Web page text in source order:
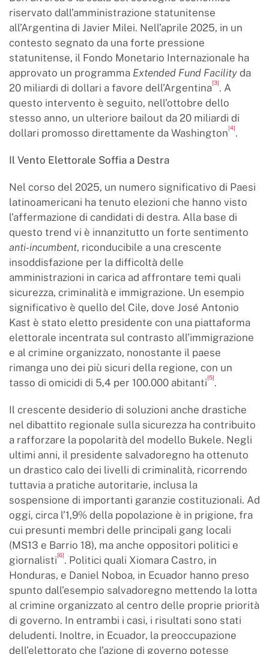
riservato dall’amministrazione statunitense
all’Argentina di Javier Milei. Nell’aprile 2025, in un
contesto segnato da una forte pressione
statunitense, il Fondo Monetario Internazionale ha
approvato un programma Extended Fund Facility da
20 miliardi di dollari a favore dell’Argentina[3]. A
questo intervento è seguito, nell’ottobre dello
stesso anno, un ulteriore bailout da 20 miliardi di
dollari promosso direttamente da Washington[4].
Il Vento Elettorale Soffia a Destra
Nel corso del 2025, un numero significativo di Paesi
latinoamericani ha tenuto elezioni che hanno visto
l’affermazione di candidati di destra. Alla base di
questo trend vi è innanzitutto un forte sentimento
anti-incumbent, riconducibile a una crescente
insoddisfazione per la difficoltà delle
amministrazioni in carica ad affrontare temi quali
sicurezza, criminalità e immigrazione. Un esempio
significativo è quello del Cile, dove José Antonio
Kast è stato eletto presidente con una piattaforma
elettorale incentrata sul contrasto all’immigrazione
e al crimine organizzato, nonostante il paese
rimanga uno dei più sicuri della regione, con un
tasso di omicidi di 5,4 per 100.000 abitanti[5].
Il crescente desiderio di soluzioni anche drastiche
nel dibattito regionale sulla sicurezza ha contribuito
a rafforzare la popolarità del modello Bukele. Negli
ultimi anni, il presidente salvadoregno ha ottenuto
un drastico calo dei livelli di criminalità, ricorrendo
tuttavia a pratiche autoritarie, inclusa la
sospensione di importanti garanzie costituzionali. Ad
oggi, circa l’1,9% della popolazione è in prigione, fra
cui presunti membri delle principali gang locali
(MS13 e Barrio 18), ma anche oppositori politici e
giornalisti[6]. Politici quali Xiomara Castro, in
Honduras, e Daniel Noboa, in Ecuador hanno preso
spunto dall’esempio salvadoregno mettendo la lotta
al crimine organizzato al centro delle proprie priorità
di governo. In entrambi i casi, i risultati sono stati
deludenti. Inoltre, in Ecuador, la preoccupazione
dell’elettorato che l’azione di governo potesse